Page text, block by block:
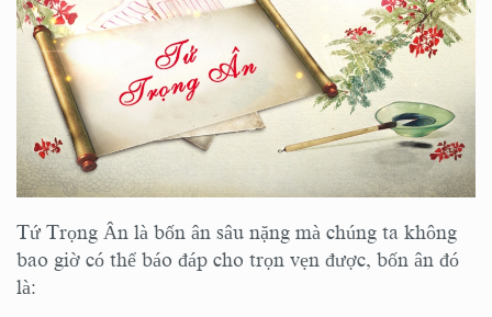
Tứ Trọng Ân là bốn ân sâu nặng mà chúng ta không
bao giờ có thể báo đáp cho trọn vẹn được, bốn ân đó
là: